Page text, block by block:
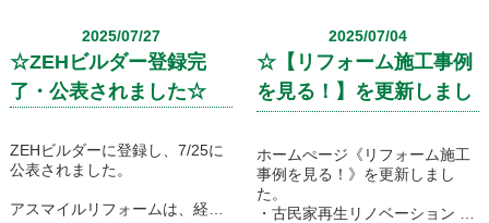
2025/07/27
☆ZEHビルダー登録完
了・公表されました☆
ZEHビルダーに登録し、7/25に
公表されました。
アスマイルリフォームは、経済
2025/07/04
☆【リフォーム施工事例
を見る！】を更新しまし
ホームぺージ《リフォーム施工
事例を見る！》を更新しまし
た。
・古民家再生リノベーション